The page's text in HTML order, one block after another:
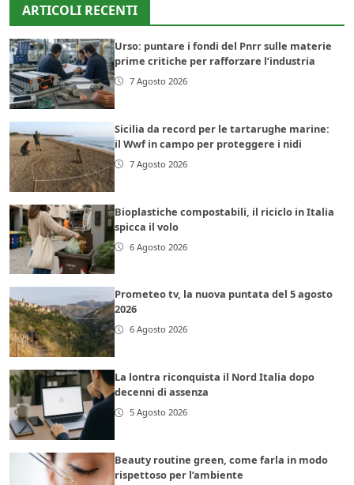
ARTICOLI RECENTI
Urso: puntare i fondi del Pnrr sulle materie
prime critiche per rafforzare l’industria
7 Agosto 2026
Sicilia da record per le tartarughe marine:
il Wwf in campo per proteggere i nidi
7 Agosto 2026
Bioplastiche compostabili, il riciclo in Italia
spicca il volo
6 Agosto 2026
Prometeo tv, la nuova puntata del 5 agosto
2026
6 Agosto 2026
La lontra riconquista il Nord Italia dopo
decenni di assenza
5 Agosto 2026
Beauty routine green, come farla in modo
rispettoso per l’ambiente